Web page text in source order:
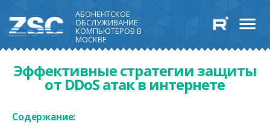
АБОНЕНТСКОЕ
ОБСЛУЖИВАНИЕ
КОМПЬЮТЕРОВ В
МОСКВЕ
Эффективные стратегии защиты
от DDoS атак в интернете
Содержание: